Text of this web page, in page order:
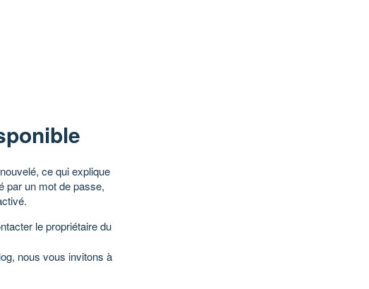
ce qui explique
par un mot de passe,
le propriétaire du
nous vous invitons à